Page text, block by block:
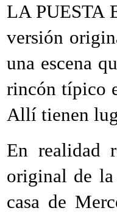
LA PUESTA
versión
una escena
rincón típico
Allí tienen
En realidad
original de la
casa de